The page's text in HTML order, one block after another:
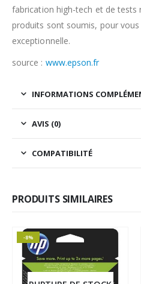
fabrication high-tech et de tests
produits sont soumis, pour
exceptionnelle.
source : www.epson.fr
INFORMATIONS
AVIS (0)
COMPATIBILITÉ
PRODUITS SIMILAIRES
-8%